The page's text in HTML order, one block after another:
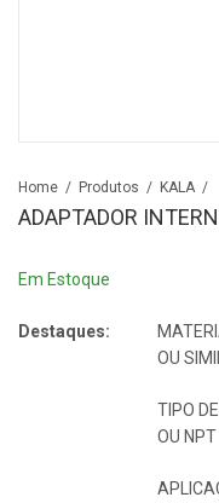
Home Produtos KALA
ADAPTADOR
Em Estoque
Destaques:
OU
TIPO
OU NPT